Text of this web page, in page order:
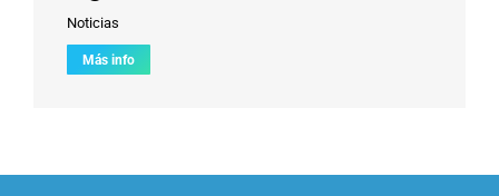
Noticias
Más info